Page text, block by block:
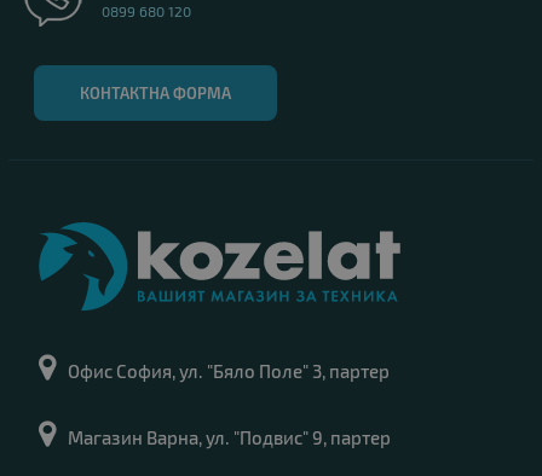
0899 680 120
КОНТАКТНА ФОРМА
Офис София, ул. "Бяло Поле" 3, партер
Магазин Варна, ул. "Подвис" 9, партер